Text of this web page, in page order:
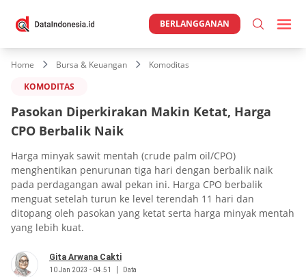
BERLANGGANAN
Home Bursa & Keuangan
Komoditas
KOMODITAS
Pasokan Diperkirakan Makin Ketat, Harga
CPO Berbalik Naik
Harga minyak sawit mentah (crude palm oil/CPO)
menghentikan penurunan tiga hari dengan berbalik naik
pada perdagangan awal pekan ini. Harga CPO berbalik
menguat setelah turun ke level terendah 11 hari dan
ditopang oleh pasokan yang ketat serta harga minyak mentah
yang lebih kuat.
Gita Arwana Cakti
10 Jan 2023 - 04.51 Data